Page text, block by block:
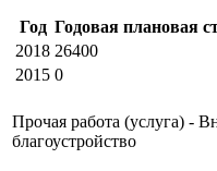
Год Годовая плановая
2018 26400
2015 0
Прочая работа (услуга) -
благоустройство